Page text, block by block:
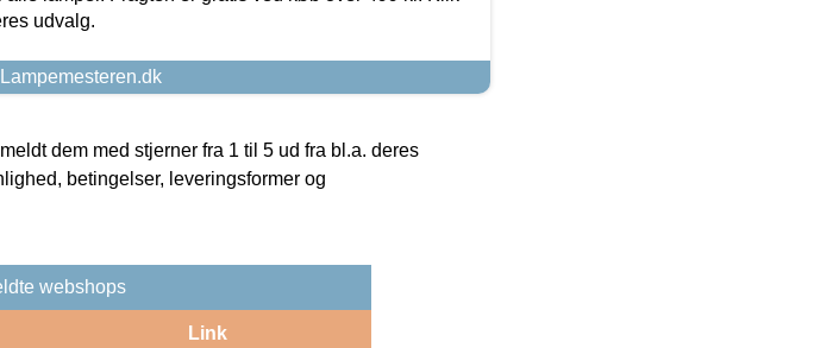
udvalg.
dem med stjerner fra 1 til 5 ud fra bl.a. deres
betingelser, leveringsformer og
webshops
Link